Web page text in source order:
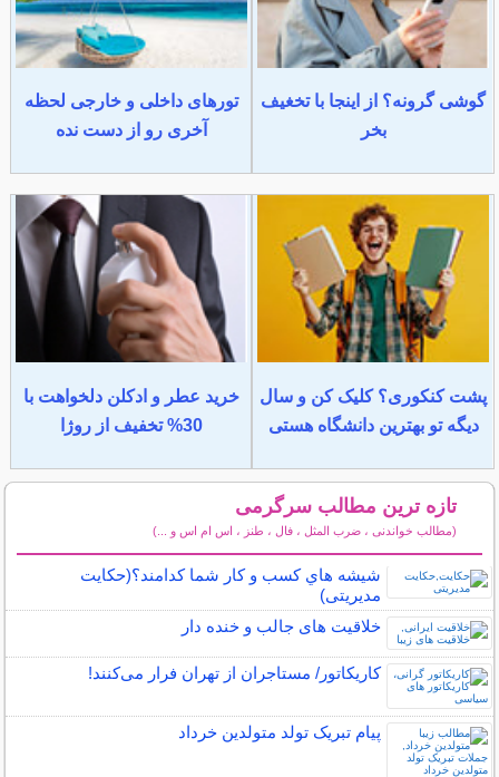
گوشی گرونه؟ از اینجا با تخغیف
بخر
تورهای داخلی و خارجی لحظه
آخری رو از دست نده
پشت کنکوری؟ کلیک کن و سال
دیگه تو بهترین دانشگاه هستی
خرید عطر و ادکلن دلخواهت با
30% تخفیف از روژا
تازه ترین مطالب سرگرمی
(مطالب خواندنی ، ضرب المثل ، فال ، طنز ، اس ام اس و ...)
شيشه هاي كسب و كار شما كدامند؟(حکایت
مدیریتی)
خلاقیت های جالب و خنده دار
کاریکاتور/ مستاجران از تهران فرار می‌کنند!
پیام تبریک تولد متولدین خرداد